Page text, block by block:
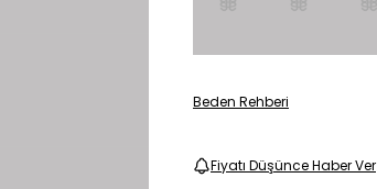
Beden Rehberi
Fiyatı Düşünce Haber Ver